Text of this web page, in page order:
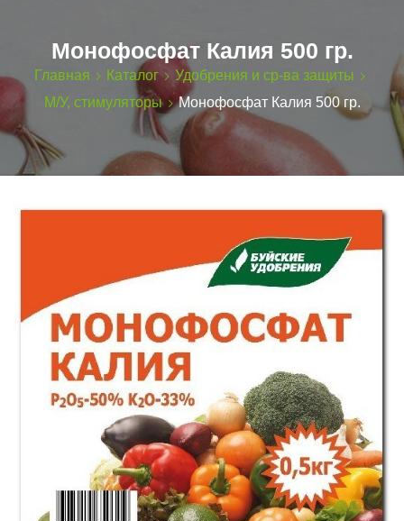
Монофосфат Калия 500 гр.
Главная Каталог
Удобрения и ср-ва защиты
М/У, стимуляторы
Монофосфат Калия 500 гр.